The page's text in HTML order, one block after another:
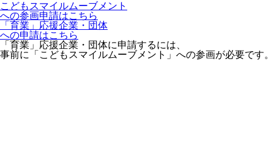
こどもスマイルムーブメント
への参画申請はこちら
「育業」応援企業・団体
への申請はこちら
「育業」応援企業・団体に申請するには、
事前に「こどもスマイルムーブメント」への参画が必要です。